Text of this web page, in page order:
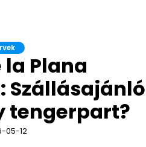
Plana
Szállásajánló
tengerpart?
05-12